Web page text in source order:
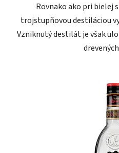
Rovnako ako pri bielej
trojstupňovou destiláciou
Vzniknutý destilát je však